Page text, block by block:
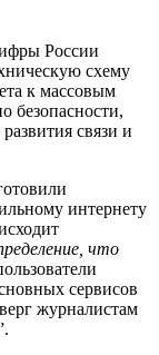
России
схему
к массовым
безопасности,
связи и
интернету
что
сервисов
журналистам